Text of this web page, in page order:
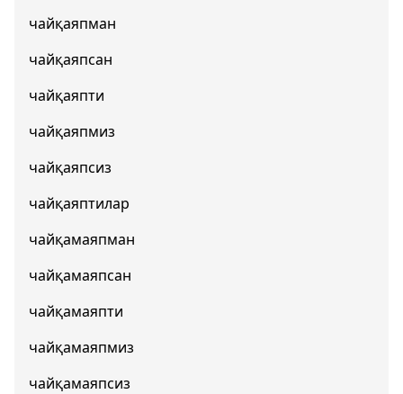
чайқаяпман
чайқаяпсан
чайқаяпти
чайқаяпмиз
чайқаяпсиз
чайқаяптилар
чайқамаяпман
чайқамаяпсан
чайқамаяпти
чайқамаяпмиз
чайқамаяпсиз